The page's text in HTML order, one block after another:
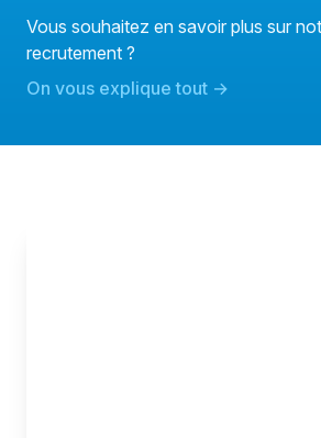
Vous souhaitez en savoir plus sur
recrutement ?
On vous explique tout →